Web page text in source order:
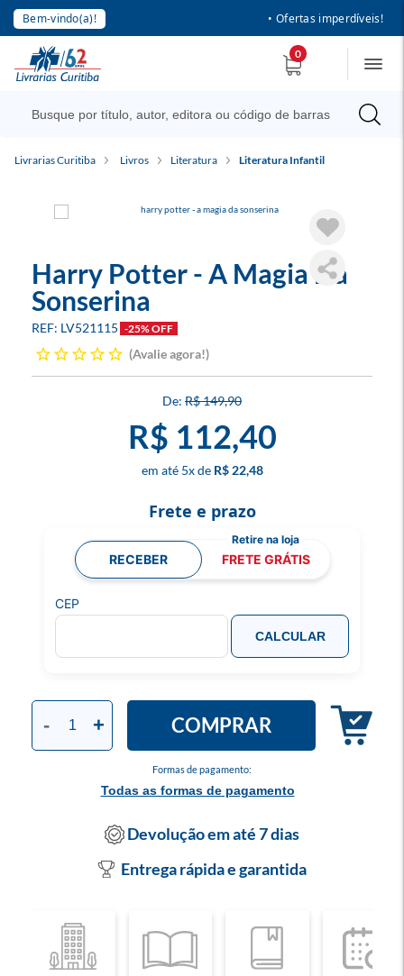
Bem-vindo(a)! • Ofertas imperdíveis!
0
Livrarias Curitiba Livros Literatura Literatura Infantil
Harry Potter - A Magia Da
Sonserina
LV521115 -25% OFF
Avalie agora!
R$ 149,90
R$ 112,40
5x R$ 22,48
Formas de pagamento:
Todas as formas de pagamento
- + COMPRAR
Frete e prazo
RECEBER FRETE GRÁTIS
CEP
CALCULAR
Devolução em até 7 dias
Entrega rápida e garantida